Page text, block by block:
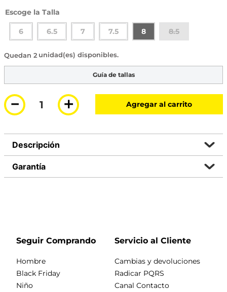
Talla
6 6.5 7 7.5 8 8.5
2 disponibles
Guía de tallas
＋
－ Agregar al carrito
Descripción
Garantía
Seguir Comprando
Hombre
Black Friday
Niño
Servicio al Cliente
Cambias y devoluciones
Radicar PQRS
Canal Contacto